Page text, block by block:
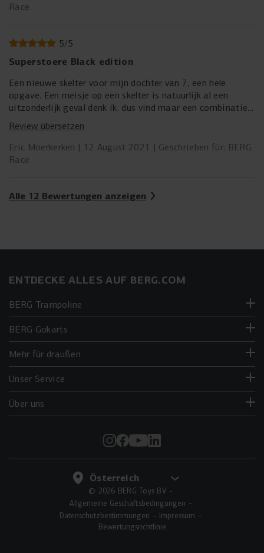
fijn. Het is veel leuker dan lopen!
Race
5/5
Superstoere Black edition
Een nieuwe skelter voor mijn dochter van 7, een hele
opgave. Een meisje op een skelter is natuurlijk al een
uitzonderlijk geval denk ik, dus vind maar een combinatie
moet het sowieso een xl-frame worden. Vond ze de skelter
met groen en blauw gaaf, deze Black edition was toch
even de overtreffende trap. Wat een stoer ding zo in mat
skelter als bouwpakket binnen, maar wij kregen hem
Review übersetzen
Eric Moerkerken
12 August 2021
Geschrieben für: BERG
Race
Alle 12 Bewertungen anzeigen
ENTDECKE ALLES AUF BERG.COM
BERG Trampoline
BERG Gokarts
Mehr für draußen
Unser Service
Über uns
© 2026 BERG Toys BV
Allgemeine Geschäftsbedingungen
Datenschutzbestimmungen
Impressum
Bewertungsrichtlinie